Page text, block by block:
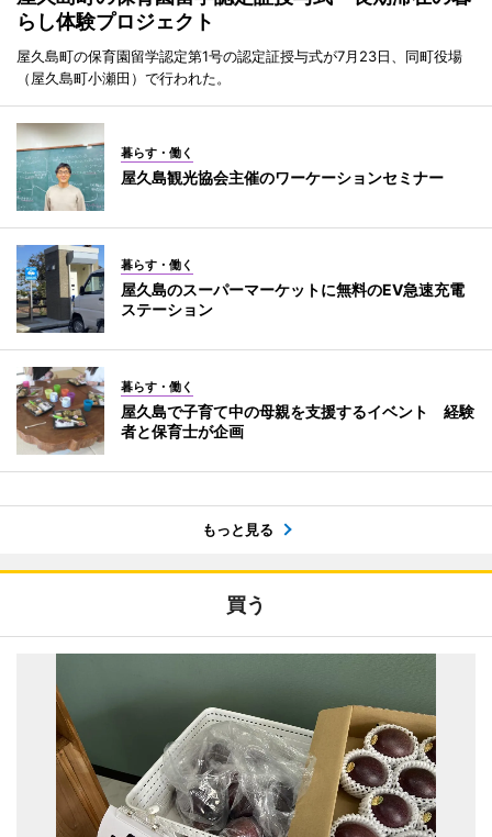
らし体験プロジェクト
屋久島町の保育園留学認定第1号の認定証授与式が7月23日、同町役場
（屋久島町小瀬田）で行われた。
暮らす・働く
屋久島観光協会主催のワーケーションセミナー
暮らす・働く
屋久島のスーパーマーケットに無料のEV急速充電
ステーション
暮らす・働く
屋久島で子育て中の母親を支援するイベント 経験
者と保育士が企画
もっと見る
買う